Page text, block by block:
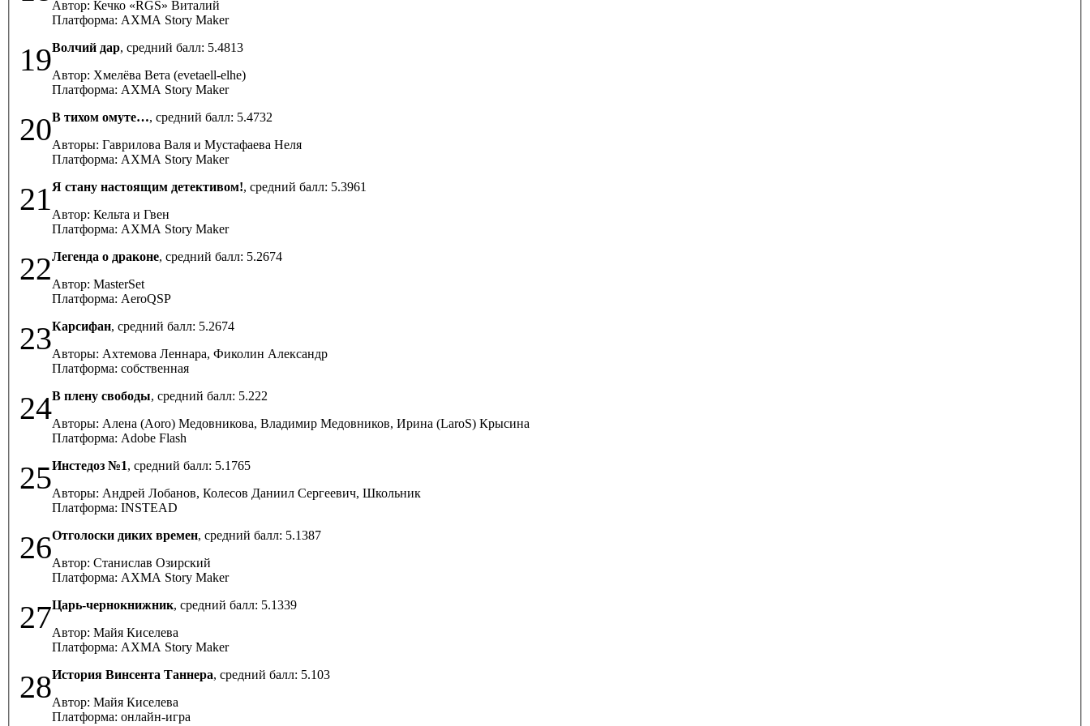
Автор: Кечко «RGS» Виталий
Платформа: AXMA Story Maker
19Волчий дар, средний балл: 5.4813
Автор: Хмелёва Вета (evetaell-elhe)
Платформа: AXMA Story Maker
20В тихом омуте…, средний балл: 5.4732
Авторы: Гаврилова Валя и Мустафаева Неля
Платформа: AXMA Story Maker
21Я стану настоящим детективом!, средний балл: 5.3961
Автор: Кельта и Гвен
Платформа: AXMA Story Maker
22Легенда о драконе, средний балл: 5.2674
Автор: MasterSet
Платформа: AeroQSP
23Карсифан, средний балл: 5.2674
Авторы: Ахтемова Леннара, Фиколин Александр
Платформа: собственная
24В плену свободы, средний балл: 5.222
Авторы: Алена (Aoro) Медовникова, Владимир Медовников, Ирина (LaroS) Крысина
Платформа: Adobe Flash
25Инстедоз №1, средний балл: 5.1765
Авторы: Андрей Лобанов, Колесов Даниил Сергеевич, Школьник
Платформа: INSTEAD
26Отголоски диких времен, средний балл: 5.1387
Автор: Станислав Озирский
Платформа: AXMA Story Maker
27Царь-чернокнижник, средний балл: 5.1339
Автор: Майя Киселева
Платформа: AXMA Story Maker
28История Винсента Таннера, средний балл: 5.103
Автор: Майя Киселева
Платформа: онлайн-игра